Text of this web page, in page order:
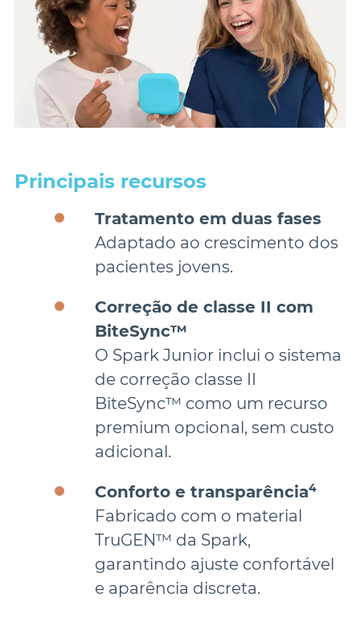
Principais recursos
Tratamento em duas fases
Adaptado ao crescimento dos
Correção de classe II com
BiteSync™
O Spark Junior inclui o sistema
de correção classe II
BiteSync™ como um recurso
premium opcional, sem custo
adicional.
Conforto e transparência4
Fabricado com o material
TruGEN™ da Spark,
garantindo ajuste confortável